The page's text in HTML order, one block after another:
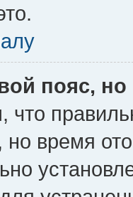
пояс,
но время